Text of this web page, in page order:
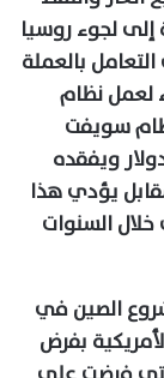
إلى لجوء روسيا
بالعملة
لعمل نظام
سويفت
ويفقده
يؤدي هذا
السنوات
الصين في
بفرض